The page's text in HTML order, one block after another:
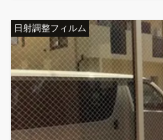
日射調整フィルム